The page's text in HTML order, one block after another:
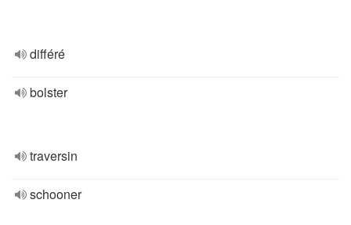
différé
bolster
traversin
schooner